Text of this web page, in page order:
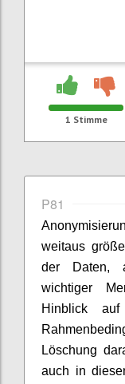
1 Stimme
P81
weitaus
der Daten,
wichtiger
Hinblick
Löschung
auch in